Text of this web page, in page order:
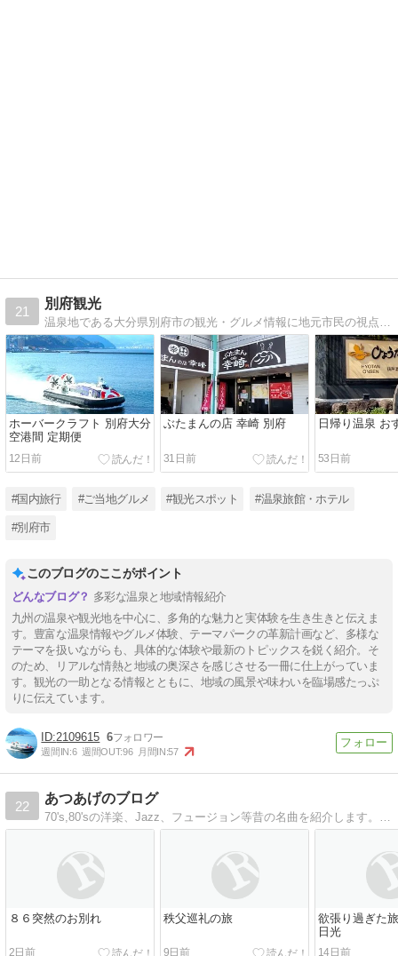
21
別府観光
温泉地である大分県別府市の観光・グルメ情報に地元市民の視点を添えてお届けします！
ホーバークラフト 別府大分
空港間 定期便
12日前
ぶたまんの店 幸崎 別府
31日前
日帰り温泉 お
53日前
#国内旅行 #ご当地グルメ #観光スポット #温泉旅館・ホテル
#別府市
このブログのここがポイント
多彩な温泉と地域情報紹介
九州の温泉や観光地を中心に、多角的な魅力と実体験を生き生きと伝えま
す。豊富な温泉情報やグルメ体験、テーマパークの革新計画など、多様な
テーマを扱いながらも、具体的な体験や最新のトピックスを鋭く紹介。そ
のため、リアルな情熱と地域の奥深さを感じさせる一冊に仕上がっていま
す。観光の一助となる情報とともに、地域の風景や味わいを臨場感たっぷ
りに伝えています。
2109615 6
週間IN:6 週間OUT:96 月間IN:57
22
あつあげのブログ
８６突然のお別れ
2日前
秩父巡礼の旅
9日前
欲張り過ぎた
日光
14日前